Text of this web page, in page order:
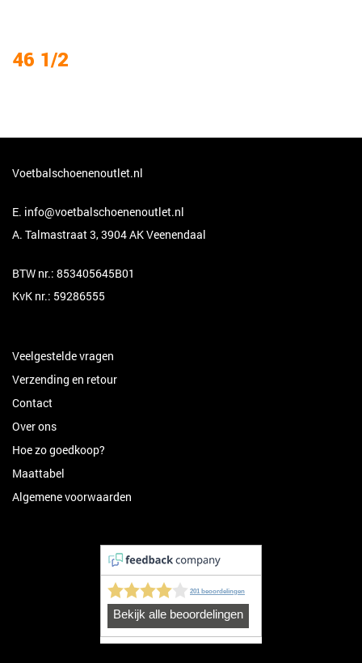
46 1/2
Voetbalschoenenoutlet.nl
E. info@voetbalschoenenoutlet.nl
A. Talmastraat 3, 3904 AK Veenendaal
BTW nr.: 853405645B01
KvK nr.: 59286555
Veelgestelde vragen
Verzending en retour
Contact
Over ons
Hoe zo goedkoop?
Maattabel
Algemene voorwaarden